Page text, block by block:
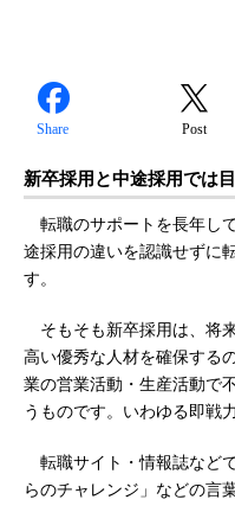
Share Post
新卒採用と中途採用では
転職のサポートを長年し
途採用の違いを認識せずに
す。
そもそも新卒採用は、将
高い優秀な人材を確保する
業の営業活動・生産活動で
うものです。いわゆる即戦
転職サイト・情報誌など
らのチャレンジ」などの言